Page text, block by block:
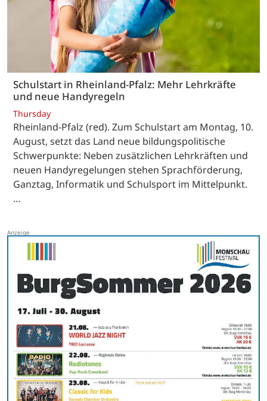
Schulstart in Rheinland-Pfalz: Mehr Lehrkräfte
und neue Handyregeln
Thursday
Rheinland-Pfalz (red). Zum Schulstart am Montag, 10.
August, setzt das Land neue bildungspolitische
Schwerpunkte: Neben zusätzlichen Lehrkräften und
neuen Handyregelungen stehen Sprachförderung,
Ganztag, Informatik und Schulsport im Mittelpunkt.
…